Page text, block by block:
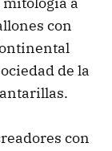
con
de la
con